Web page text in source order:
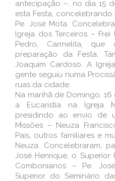
antecipação –, no dia 15
esta Festa,
Pe. José Mota.
Igreja dos Terceiros –
Pedro, Carmelita,
preparação da Festa.
Joaquim Cardoso. A
gente seguiu numa
ruas da cidade.
Na manhã de Domingo,
a Eucaristia na Igreja
presidindo ao envio de
Missões – Neuza
Pais, outros familiares e
Neuza. Concelebraram,
José Henrique, o Superior
Combonianos – Pe.
Superior do Seminário